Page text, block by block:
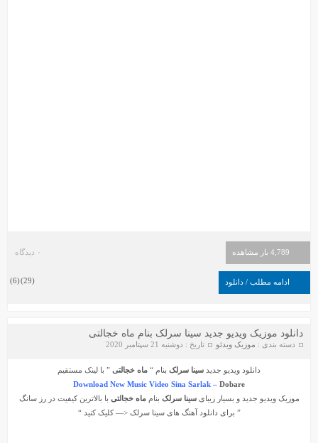
4,789 بار مشاهده ۰ دیدگاه
ادامه مطلب / دانلود (
29
)
(
6
)
دانلود موزیک ویدیو جدید سینا سرلک بنام ماه خجالتی
دسته بندی : موزیک ویدئو تاریخ : دوشنبه 21 سپتامبر 2020
دانلود ویدیو جدید سینا سرلک بنام “ ماه خجالتی ” با لینک مستقیم
Download New Music Video Sina Sarlak – Dobare
موزیک ویدیو جدید و بسیار زیبای سینا سرلک بنامماه خجالتی با بالاترین کیفیت در رز سانگ
” برای دانلود آهنگ هایسینا سرلک <— کلیک کنید “